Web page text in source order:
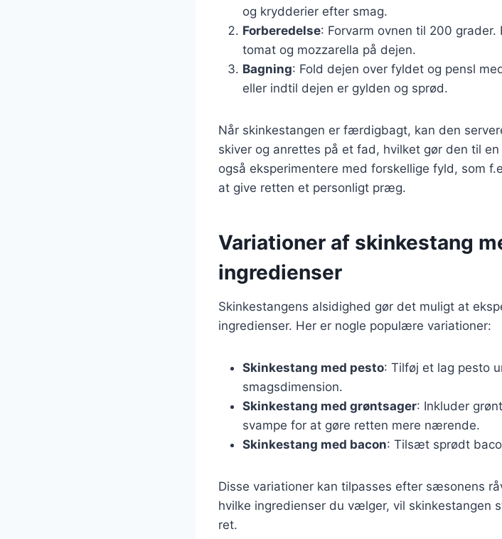
og krydderier efter smag.
Forberedelse: Forvarm ovnen til 200
tomat og mozzarella på dejen.
Bagning: Fold dejen over fyldet og pensl
eller indtil dejen er gylden og sprød.
Når skinkestangen er færdigbagt, kan den
skiver og anrettes på et fad, hvilket gør den til
også eksperimentere med forskellige fyld, som
at give retten et personligt præg.
Variationer af skinkestang
ingredienser
Skinkestangens alsidighed gør det muligt at
ingredienser. Her er nogle populære variationer:
Skinkestang med pesto: Tilføj et lag pesto
smagsdimension.
Skinkestang med grøntsager: Inkluder
svampe for at gøre retten mere nærende.
Skinkestang med bacon: Tilsæt sprødt
Disse variationer kan tilpasses efter sæsonens
hvilke ingredienser du vælger, vil
ret.